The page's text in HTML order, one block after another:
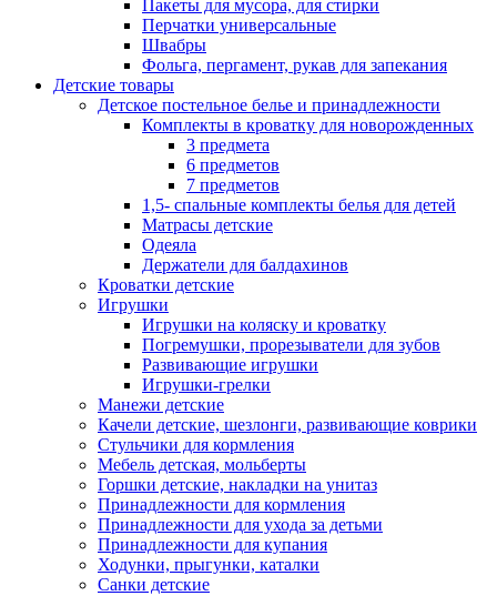
Пакеты для мусора, для стирки
Перчатки универсальные
Швабры
Фольга, пергамент, рукав для запекания
Детские товары
Детское постельное белье и принадлежности
Комплекты в кроватку для новорожденных
3 предмета
6 предметов
7 предметов
1,5- спальные комплекты белья для детей
Матрасы детские
Одеяла
Держатели для балдахинов
Кроватки детские
Игрушки
Игрушки на коляску и кроватку
Погремушки, прорезыватели для зубов
Развивающие игрушки
Игрушки-грелки
Манежи детские
Качели детские, шезлонги, развивающие коврики
Стульчики для кормления
Мебель детская, мольберты
Горшки детские, накладки на унитаз
Принадлежности для кормления
Принадлежности для ухода за детьми
Принадлежности для купания
Ходунки, прыгунки, каталки
Санки детские